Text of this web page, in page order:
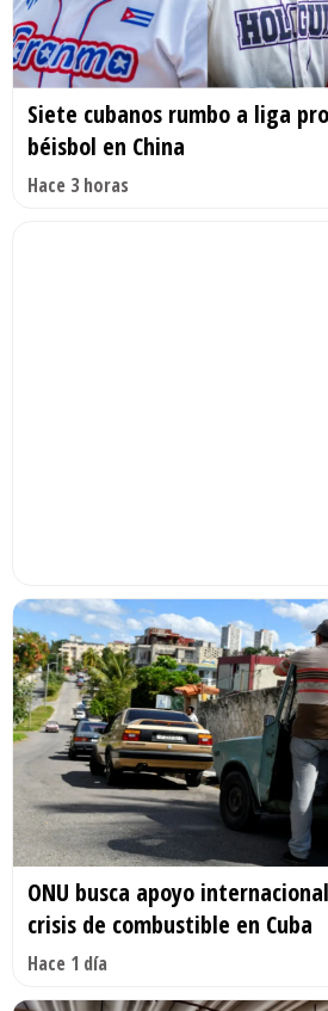
Siete cubanos rumbo a liga
béisbol en China
Hace 3 horas
ONU busca apoyo
crisis de combustible en Cuba
Hace 1 día